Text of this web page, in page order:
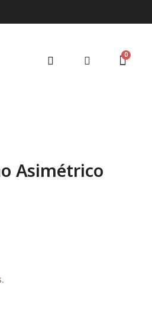
Asimétrico